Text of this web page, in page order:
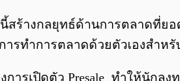
ร้างกลยุทธ์ด้านการตลาดที่ย
ารทำการตลาดด้วยตัวเองสำ
การเปิดตัว Presale ทำให้นักล